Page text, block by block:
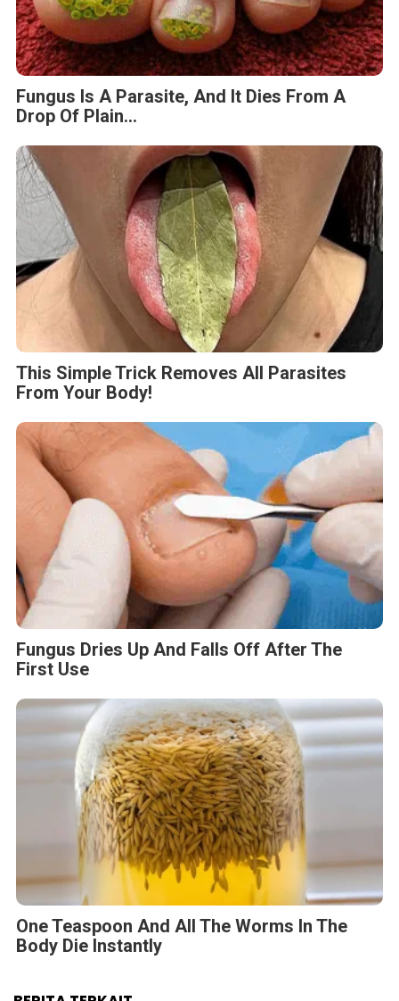
Fungus Is A Parasite, And It Dies From A
Drop Of Plain...
This Simple Trick Removes All Parasites
From Your Body!
Fungus Dries Up And Falls Off After The
First Use
One Teaspoon And All The Worms In The
Body Die Instantly